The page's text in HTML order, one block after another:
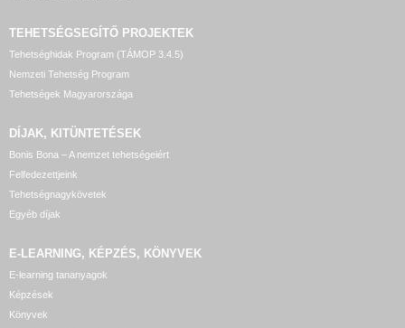
TEHETSÉGSEGÍTŐ PROJEKTEK
Tehetséghidak Program (TÁMOP 3.4.5)
Nemzeti Tehetség Program
Tehetségek Magyarországa
DÍJAK, KITÜNTETÉSEK
Bonis Bona – A nemzet tehetségeiért
Felfedezettjeink
Tehetségnagykövetek
Egyéb díjak
E-LEARNING, KÉPZÉS, KÖNYVEK
E-learning tananyagok
Képzések
Könyvek